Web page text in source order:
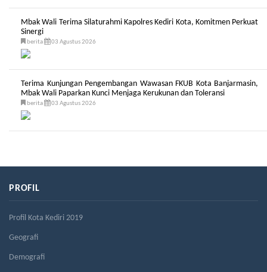
Mbak Wali Terima Silaturahmi Kapolres Kediri Kota, Komitmen Perkuat
Sinergi
berita 03 Agustus 2026
Terima Kunjungan Pengembangan Wawasan FKUB Kota Banjarmasin,
Mbak Wali Paparkan Kunci Menjaga Kerukunan dan Toleransi
berita 03 Agustus 2026
PROFIL
Profil Kota Kediri 2019
Geografi
Demografi